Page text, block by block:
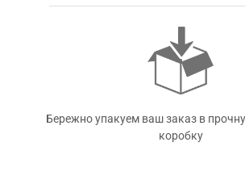
Бережно упакуем ваш заказ в
коробку